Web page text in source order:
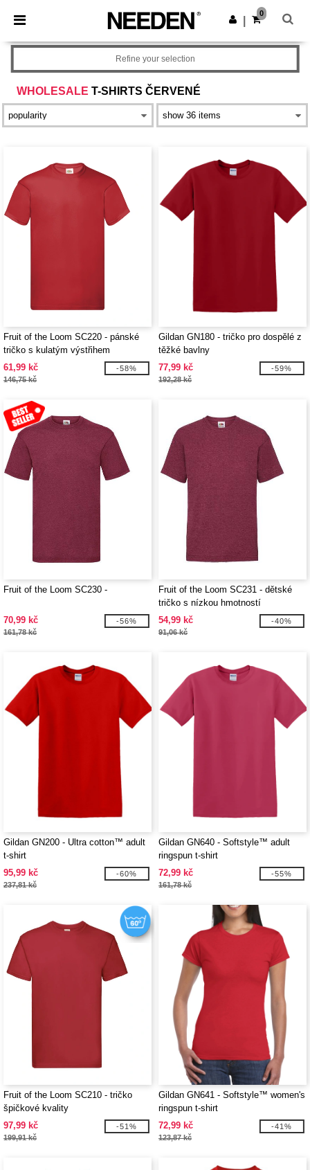
× Aplikace Needen
Lepší ceny v aplikaci!
Stáhnout app
0
WHOLESALE T-SHIRTS ČERVENÉ
Refine your selection
Fruit of the Loom SC220 - pánské
tričko s kulatým výstřihem
61,99 kč
146,75 kč
-58%
Gildan GN180 - tričko pro dospělé z
těžké bavlny
77,99 kč
192,28 kč
-59%
Fruit of the Loom SC230 -
70,99 kč
161,78 kč
-56%
Fruit of the Loom SC231 - dětské
tričko s nízkou hmotností
54,99 kč
91,06 kč
-40%
Gildan GN200 - Ultra cotton™ adult
t-shirt
95,99 kč
237,81 kč
-60%
Gildan GN640 - Softstyle™ adult
ringspun t-shirt
72,99 kč
161,78 kč
-55%
Fruit of the Loom SC210 - tričko
špičkové kvality
97,99 kč
199,91 kč
-51%
Gildan GN641 - Softstyle™ women's
ringspun t-shirt
72,99 kč
123,87 kč
-41%